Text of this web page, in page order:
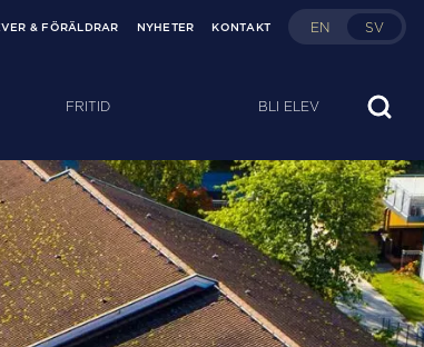
& FÖRÄLDRAR NYHETER KONTAKT EN SV
FRITID BLI ELEV